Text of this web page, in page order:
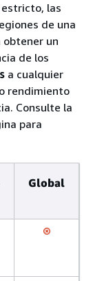
las
de una
obtener un
de los
a cualquier
rendimiento
Consulte la
para
Global